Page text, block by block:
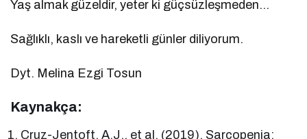
Yaş almak güzeldir, yeter ki güçsüzleşmeden…
Sağlıklı, kaslı ve hareketli günler diliyorum.
Dyt. Melina Ezgi Tosun
Kaynakça:
Cruz-Jentoft, A.J., et al. (2019). Sarcopenia: